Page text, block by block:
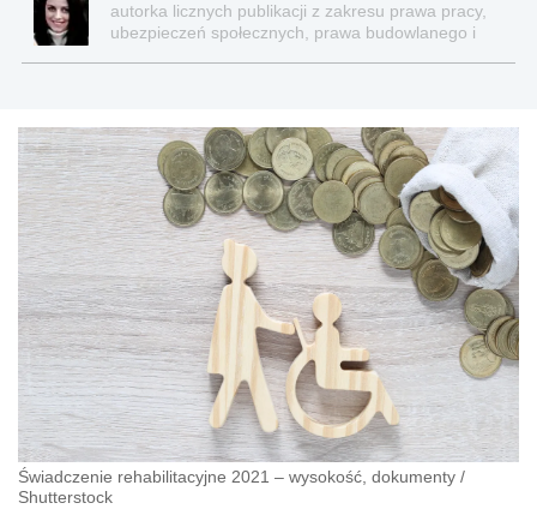
autorka licznych publikacji z zakresu prawa pracy,
ubezpieczeń społecznych, prawa budowlanego i
Świadczenie rehabilitacyjne 2021 – wysokość, dokumenty /
Shutterstock